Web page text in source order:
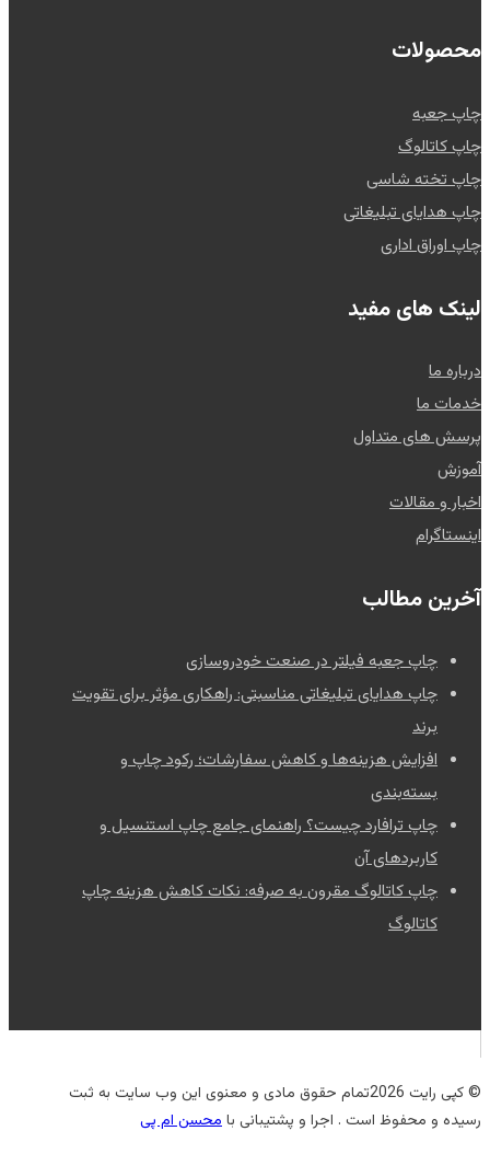
محصولات
چاپ جعبه
چاپ کاتالوگ
چاپ تخته شاسی
چاپ هدایای تبلیغاتی
چاپ اوراق اداری
لینک های مفید
درباره ما
خدمات ما
پرسش های متداول
آموزش
اخبار و مقالات
اینستاگرام
آخرین مطالب
چاپ جعبه فیلتر در صنعت خودروسازی
چاپ هدایای تبلیغاتی مناسبتی: راهکاری مؤثر برای تقویت
برند
افزایش هزینه‌ها و کاهش سفارشات؛ رکود چاپ و
بسته‌بندی
چاپ ترافارد چیست؟ راهنمای جامع چاپ استنسیل و
کاربردهای آن
چاپ کاتالوگ مقرون به صرفه: نکات کاهش هزینه چاپ
کاتالوگ
© کپی رایت 2026تمام حقوق مادی و معنوی این وب سایت به ثبت
رسیده و محفوظ است . اجرا و پشتیبانی بامحسن ام پی